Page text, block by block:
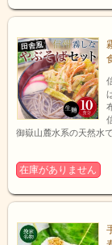
御嶽山麓水系の天然水
在庫がありません